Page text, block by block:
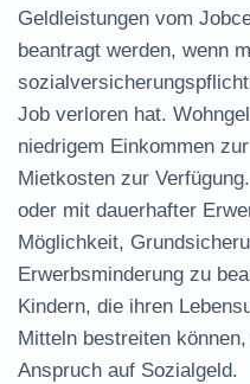
Geldleistungen vom
beantragt werden, wenn
Job verloren hat.
niedrigem Einkommen
Mietkosten zur
oder mit dauerhafter
Möglichkeit,
Erwerbsminderung zu
Kindern, die ihren
Mitteln bestreiten
Anspruch auf Sozialgeld.